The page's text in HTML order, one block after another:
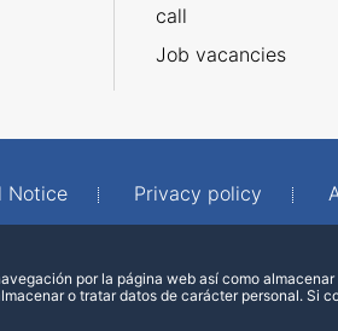
call
Job vacancies
Notice Privacy policy
por la página web así como
o tratar datos de carácter personal. Si